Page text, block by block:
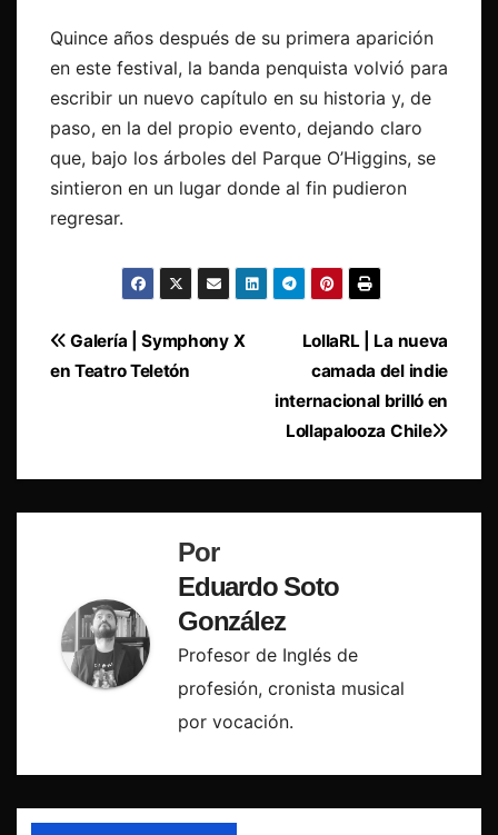
Quince años después de su primera aparición
en este festival, la banda penquista volvió para
escribir un nuevo capítulo en su historia y, de
paso, en la del propio evento, dejando claro
que, bajo los árboles del Parque O’Higgins, se
sintieron en un lugar donde al fin pudieron
regresar.
Navegación
LollaRL | La nueva
camada del indie
internacional brilló en
Lollapalooza Chile
Galería | Symphony X
en Teatro Teletón
Por
Eduardo Soto
González
Profesor de Inglés de
profesión, cronista musical
por vocación.